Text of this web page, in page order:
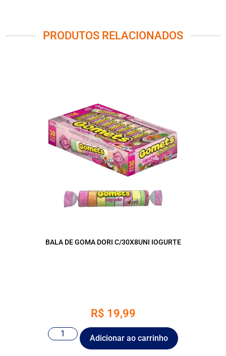
PRODUTOS RELACIONADOS
BALA DE GOMA DORI C/30X8UNI IOGURTE
R$ 19,99
Adicionar ao carrinho